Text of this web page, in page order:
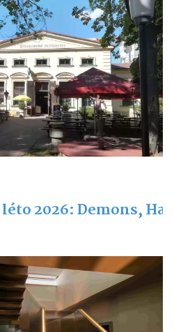
2026: Demons,